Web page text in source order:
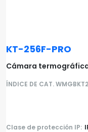
KT-256F-PRO
Cámara
ÍNDICE DE CAT.
Clase de protección IP: